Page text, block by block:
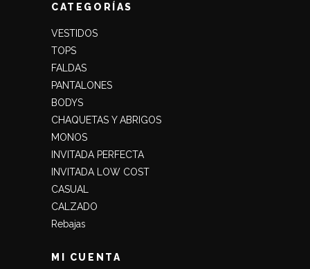
CATEGORÍAS
VESTIDOS
TOPS
FALDAS
PANTALONES
BODYS
CHAQUETAS Y ABRIGOS
MONOS
INVITADA PERFECTA
INVITADA LOW COST
CASUAL
CALZADO
Rebajas
MI CUENTA